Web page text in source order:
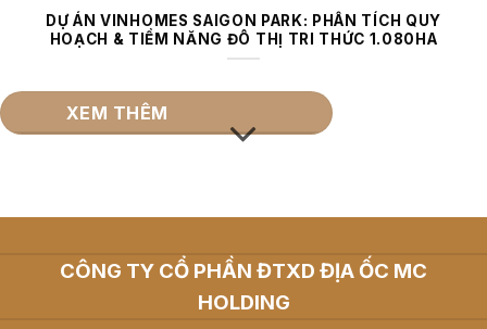
DỰ ÁN VINHOMES SAIGON PARK: PHÂN TÍCH QUY
HOẠCH & TIỀM NĂNG ĐÔ THỊ TRI THỨC 1.080HA
XEM THÊM
CÔNG TY CỔ PHẦN ĐTXD ĐỊA ỐC MC
HOLDING